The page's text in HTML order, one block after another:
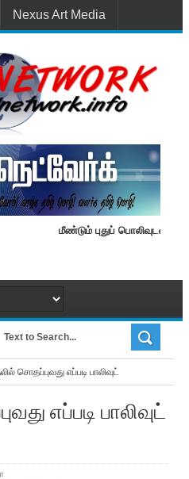
Nexus Art Media
மீண்டும் புதுப் பொலிவுடன்
சொதப்புவது எப்படி பாலிவுட்
எப்படி பாலிவுட்